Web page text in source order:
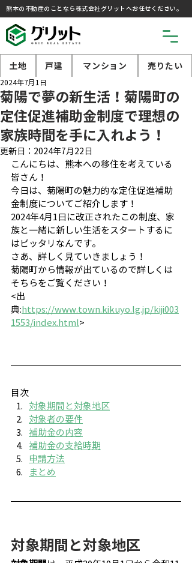
土地 戸建 マンション 売りたい
熊本の不動産のことなら株式会社グリットへお任せください。
菊陽で夢の新生活！菊陽町の
定住促進補助金制度で理想の
家族時間を手に入れよう！
2024年7月1日
更新日： 2024年7月22日
こんにちは、熊本への移住を考えている
皆さん！
今日は、菊陽町の魅力的な定住促進補助
金制度についてご紹介します！
2024年4月1日に改正されたこの制度、家
族と一緒に新しい生活をスタートするに
はピッタリなんです。
さあ、詳しく見ていきましょう！
菊陽町から情報が出ているので詳しくは
そちらをご覧ください！
<出
典: https://www.town.kikuyo.lg.jp/kiji003
1553/index.html >
目次
対象期間と対象地区
対象者の要件
補助金の内容
補助金の支給時期
申請方法
まとめ
対象期間と対象地区